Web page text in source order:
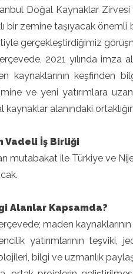
Doğal Kaynaklar
bir zemine taşıyacak önemli
gerçekleştirdiğimiz
2021 yılında imza
kaynaklarının keşfinden
ve yeni yatırımlara
kaynaklar alanındaki
Vadeli İş Birliği
mutabakat ile Türkiye ve
Alanlar Kapsamda?
maden
yatırımlarının teşviki,
bilgi ve uzmanlık